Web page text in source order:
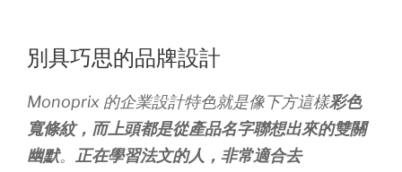
別具巧思的品牌設計
Monoprix 的企業設計特色就是像下方這樣彩色
寬條紋，而上頭都是從產品名字聯想出來的雙關
幽默。
正在學習法文的人，非常適合去